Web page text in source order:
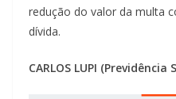
redução do valor da multa
dívida.
CARLOS LUPI (Previdência